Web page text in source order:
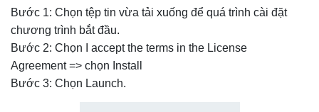
Bước 1: Chọn tệp tin vừa tải xuống để quá trình cài đặt
chương trình bắt đầu.
Bước 2: Chọn I accept the terms in the License
Agreement => chọn Install
Bước 3: Chọn Launch.